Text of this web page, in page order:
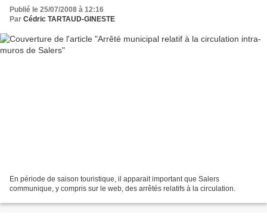
Publié le 25/07/2008 à 12:16
Par Cédric TARTAUD-GINESTE
En période de saison touristique, il apparait important que Salers
communique, y compris sur le web, des arrêtés relatifs à la circulation.